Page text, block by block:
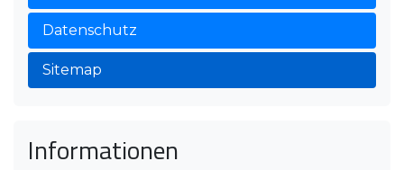
Datenschutz
Sitemap
Informationen